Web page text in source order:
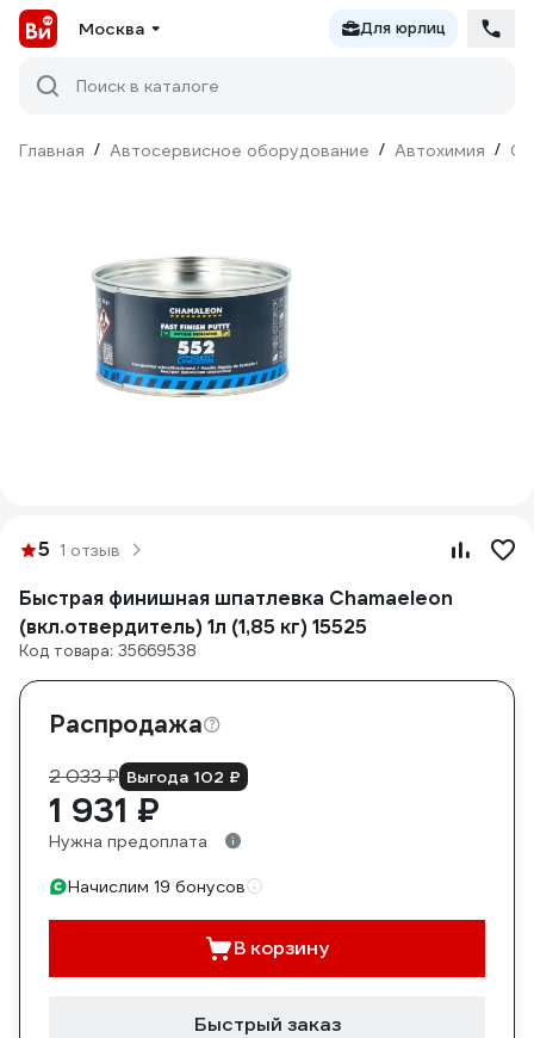
Москва Для юрлиц
Поиск в каталоге
Главная / Автосервисное оборудование / Автохимия /
5 1 отзыв
Быстрая финишная шпатлевка Chamaeleon
(вкл.отвердитель) 1л (1,85 кг) 15525
Код товара: 35669538
Распродажа
2 033 ₽ Выгода 102 ₽
1 931 ₽
Нужна предоплата
Начислим 19 бонусов
В корзину
Быстрый заказ